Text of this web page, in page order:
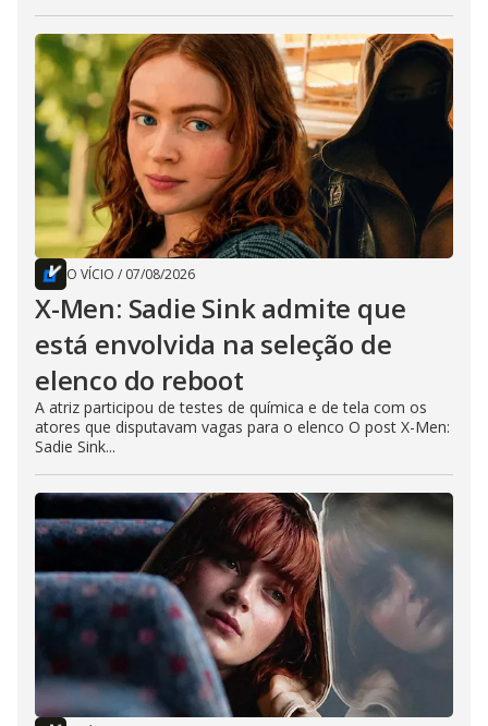
O VÍCIO / 07/08/2026
X-Men: Sadie Sink admite que
está envolvida na seleção de
elenco do reboot
A atriz participou de testes de química e de tela com os
atores que disputavam vagas para o elenco O post X-Men:
Sadie Sink...